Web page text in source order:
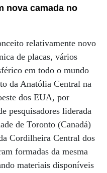
nova camada no
relativamente novo
de placas, vários
em todo o mundo
da Anatólia Central na
dos EUA, por
pesquisadores liderada
de Toronto (Canadá)
Cordilheira Central dos
formadas da mesma
materiais disponíveis